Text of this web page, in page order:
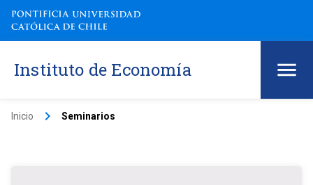
Instituto de Economía
Inicio keyboard_arrow_right Seminarios